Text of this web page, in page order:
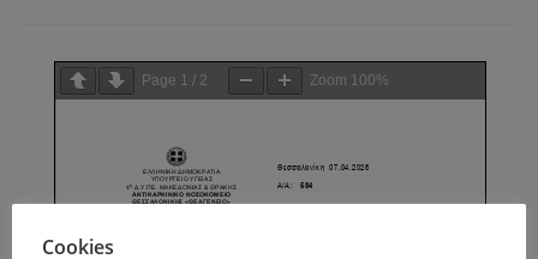
Page 1 / 2 Zoom 100%
Cookies